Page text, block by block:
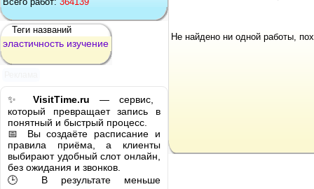
Теги названий
эластичность изучение
✨ VisitTime.ru — сервис,
который превращает запись в
понятный и быстрый процесс.
📅 Вы создаёте расписание и
правила приёма, а клиенты
выбирают удобный слот онлайн,
без ожидания и звонков.
🕒 В результате меньше
Не найдено ни одной работы,